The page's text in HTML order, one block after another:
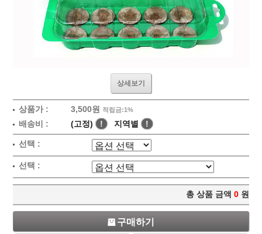
상세보기
상품가 : 3,500원 적립금:1%
배송비 : (고정) ! 지역별 !
선택 :
선택 :
총 상품 금액 0 원
구매하기